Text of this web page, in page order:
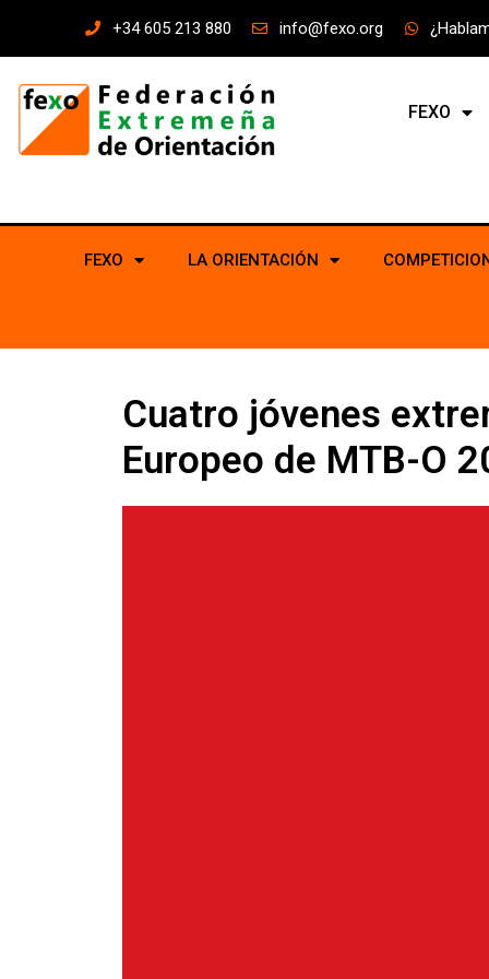
+34 605 213 880 info@fexo.org
FEXO
FEXO LA ORIENTACIÓN
Cuatro jóvenes
Europeo de MTB-O